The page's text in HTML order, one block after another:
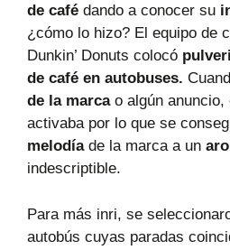
de café dando a conocer su
¿cómo lo hizo? El equipo de
Dunkin’ Donuts colocó
de café en autobuses.
de la marcao algún anuncio,
activaba por lo que se
melodíade la marca a un
indescriptible.
Para más inri, se
autobús cuyas paradas